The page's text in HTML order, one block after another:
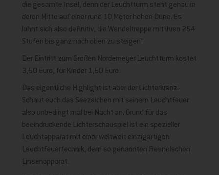
die gesamte Insel, denn der Leuchtturm steht genau in
deren Mitte auf einer rund 10 Meter hohen Düne. Es
lohnt sich also definitiv, die Wendeltreppe mit ihren 254
Stufen bis ganz nach oben zu steigen!
Der Eintritt zum Großen Norderneyer Leuchtturm kostet
3,50 Euro, für Kinder 1,50 Euro.
Das eigentliche Highlight ist aber der Lichterkranz.
Schaut euch das Seezeichen mit seinem Leuchtfeuer
also unbedingt mal bei Nacht an. Grund für das
beeindruckende Lichterschauspiel ist ein spezieller
Leuchtapparat mit einer weltweit einzigartigen
Leuchtfeuertechnik, dem so genannten Fresnelschen
Linsenapparat.